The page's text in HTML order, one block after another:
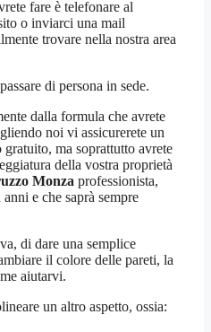
fare è telefonare al
o inviarci una mail
trovare nella nostra area
di persona in sede.
dalla formula che avrete
noi vi assicurerete un
ma soprattutto avrete
della vostra proprietà
Monza professionista,
e che saprà sempre
di dare una semplice
il colore delle pareti, la
aiutarvi.
un altro aspetto, ossia: